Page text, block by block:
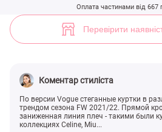
Оплата частинами від 667
Перевірити
Коментар стиліста
По версии Vogue стеганные куртки в
трендом сезона FW 2021/22. Прямой
заниженная линия плеч - такими были
коллекциях Celine, Miu...
(арт. 40267) ♡ інтернет-магазин Gepur